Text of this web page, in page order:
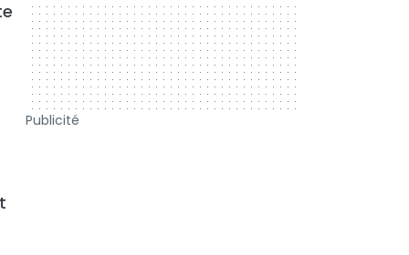
Publicité